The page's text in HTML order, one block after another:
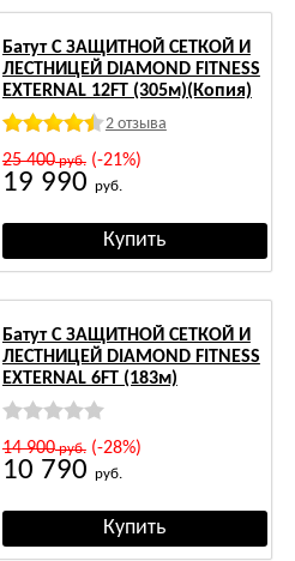
Батут С ЗАЩИТНОЙ СЕТКОЙ И
ЛЕСТНИЦЕЙ DIAMOND FITNESS
EXTERNAL 12FT (305м)(Копия)
2 отзыва
25 400руб.(-21%)
19 990 руб.
Батут С ЗАЩИТНОЙ СЕТКОЙ И
ЛЕСТНИЦЕЙ DIAMOND FITNESS
EXTERNAL 6FT (183м)
14 900руб.(-28%)
10 790 руб.